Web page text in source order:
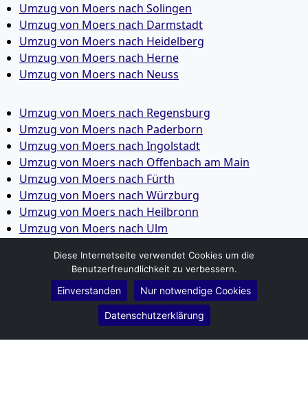
Umzug von Moers nach Solingen
Umzug von Moers nach Darmstadt
Umzug von Moers nach Heidelberg
Umzug von Moers nach Herne
Umzug von Moers nach Neuss
Umzug von Moers nach Regensburg
Umzug von Moers nach Paderborn
Umzug von Moers nach Ingolstadt
Umzug von Moers nach Offenbach am Main
Umzug von Moers nach Fürth
Umzug von Moers nach Würzburg
Umzug von Moers nach Heilbronn
Umzug von Moers nach Ulm
Umzug von Moers nach Wolfsburg
Umzug von Moers nach Bottrop
Umzug von Moers nach Göttingen
Umzug von Moers nach Reutlingen
Umzug von Moers nach Bremer­haven
Umzug von Moers nach Koblenz
Diese Internetseite verwendet Cookies um die
Benutzerfreundlichkeit zu verbessern.
Einverstanden Nur notwendige Cookies
Datenschutzerklärung